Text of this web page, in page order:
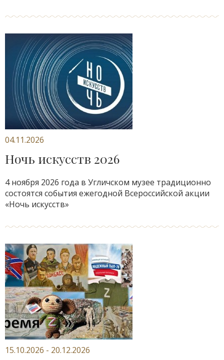
04.11.2026
Ночь искусств 2026
4 ноября 2026 года в Угличском музее традиционно
состоятся события ежегодной Всероссийской акции
«Ночь искусств»
15.10.2026 - 20.12.2026